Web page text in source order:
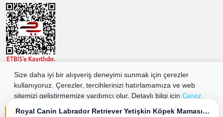
Royal Canin Labrador Retriever Yetişkin Köpek Maması 12 Kg
Size daha iyi bir alışveriş deneyimi sunmak için çerezler
kullanıyoruz. Çerezler, tercihlerinizi hatırlamamıza ve web
sitemizi geliştirmemize yardımcı olur. Detaylı bilgi için Çerez
Hemen Üye Olun ...ve 100 ₺ değerinde indirim kuponu kazanın
Üye Ol